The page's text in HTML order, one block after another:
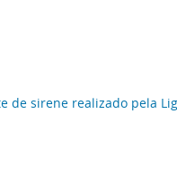
de sirene realizado pela